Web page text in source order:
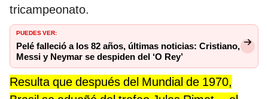
tricampeonato.
PUEDES VER:
Pelé falleció a los 82 años, últimas noticias: Cristiano,
Messi y Neymar se despiden del ‘O Rey’
Resulta que después del Mundial de 1970,